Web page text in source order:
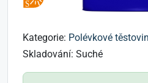
Kategorie: Polévkové
Skladování: Suché